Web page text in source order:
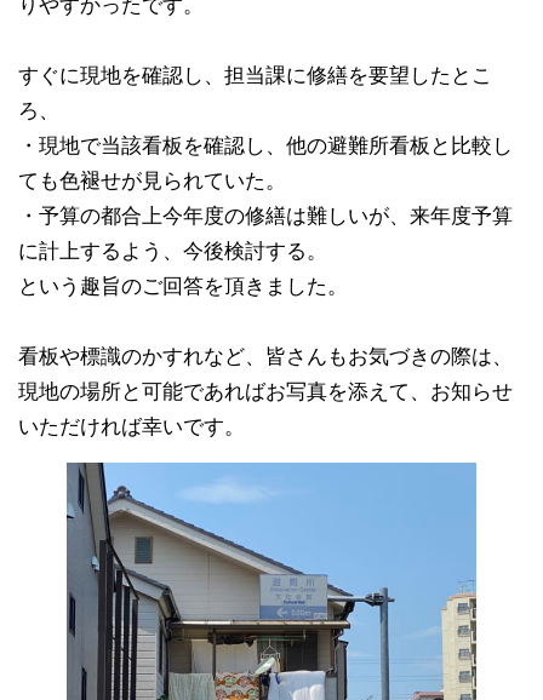
すぐに現地を確認し、担当課に修繕を要望したとこ
ろ、
・現地で当該看板を確認し、他の避難所看板と比較し
ても色褪せが見られていた。
・予算の都合上今年度の修繕は難しいが、来年度予算
に計上するよう、今後検討する。
という趣旨のご回答を頂きました。
看板や標識のかすれなど、皆さんもお気づきの際は、
現地の場所と可能であればお写真を添えて、お知らせ
いただければ幸いです。